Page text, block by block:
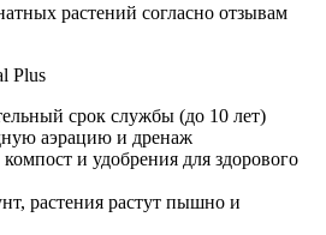
растений согласно отзывам
Plus
срок службы (до 10 лет)
аэрацию и дренаж
и удобрения для здорового
растения растут пышно и